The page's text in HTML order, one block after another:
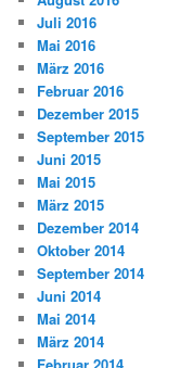
Juli 2016
Mai 2016
März 2016
Februar 2016
Dezember 2015
September 2015
Juni 2015
Mai 2015
März 2015
Dezember 2014
Oktober 2014
September 2014
Juni 2014
Mai 2014
März 2014